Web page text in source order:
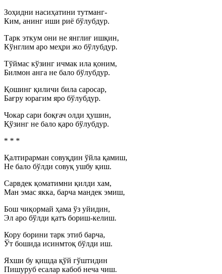
Зоҳидни насиҳатини тутманг-
Ким, анинг иши риё бўлубдур.
Тарк эткум они не янглиғ ишқин,
Кўнглим аро меҳри жо бўлубдур.
Тўймас кўзинг ичмак ила қоним,
Билмон анга не бало бўлубдур.
Қошинг қиличи била саросар,
Бағру юрагим яро бўлубдур.
Чокар сари боқғач олди ҳушин,
Қўзинг не бало қаро бўлубдур.
* * *
Қалтирарман совуқдин ўйла қамиш,
Не бало бўлди совуқ ушбу қиш.
Сарвдек қоматимни қилди хам,
Ман эмас якка, барча мандек эмиш,
Бош чиқормай ҳама ўз уйидин,
Эл аро бўлди қатъ бориш-келиш.
Кору борини тарк этиб барча,
Ўт бошида исинмтоқ бўлди иш.
Яхши бу қишда қўй гўштидин
Пишуруб есалар кабоб неча чиш.